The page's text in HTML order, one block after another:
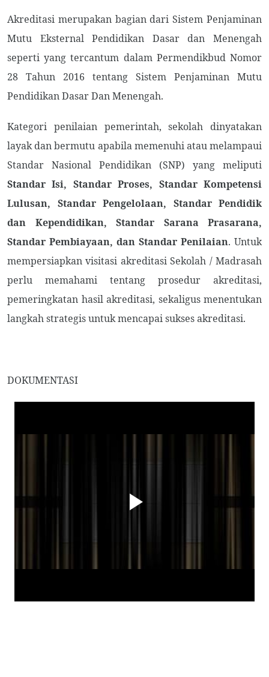
Akreditasi merupakan bagian dari Sistem Penjaminan
Mutu Eksternal Pendidikan Dasar dan Menengah
seperti yang tercantum dalam Permendikbud Nomor
28 Tahun 2016 tentang Sistem Penjaminan Mutu
Pendidikan Dasar Dan Menengah.
Kategori penilaian pemerintah, sekolah dinyatakan
layak dan bermutu apabila memenuhi atau melampaui
Standar Nasional Pendidikan (SNP) yang meliputi
Standar Isi, Standar Proses, Standar Kompetensi
Lulusan, Standar Pengelolaan, Standar Pendidik
dan Kependidikan, Standar Sarana Prasarana,
Standar Pembiayaan, dan Standar Penilaian. Untuk
mempersiapkan visitasi akreditasi Sekolah / Madrasah
perlu memahami tentang prosedur akreditasi,
pemeringkatan hasil akreditasi, sekaligus menentukan
langkah strategis untuk mencapai sukses akreditasi.
DOKUMENTASI